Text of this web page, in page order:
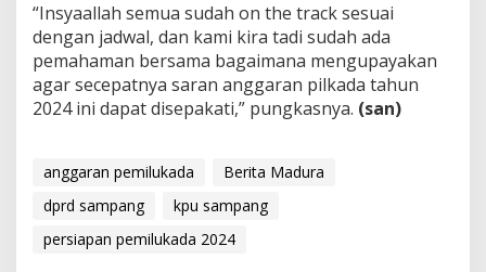
“Insyaallah semua sudah on the track sesuai
dengan jadwal, dan kami kira tadi sudah ada
pemahaman bersama bagaimana mengupayakan
agar secepatnya saran anggaran pilkada tahun
2024 ini dapat disepakati,” pungkasnya. (san)
anggaran pemilukada
Berita Madura
dprd sampang
kpu sampang
persiapan pemilukada 2024